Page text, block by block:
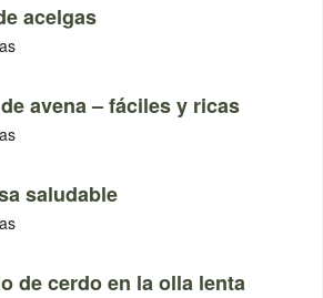
acelgas
avena – fáciles y ricas
saludable
de cerdo en la olla lenta